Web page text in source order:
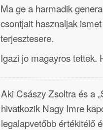
Ma ge a harmadik
csontjait hasznaljak
terjesztesere.
Igazi jo magayros tettek.
Aki Császy Zsoltra és a
hivatkozik Nagy Imre
legalapvetőbb értékitélő